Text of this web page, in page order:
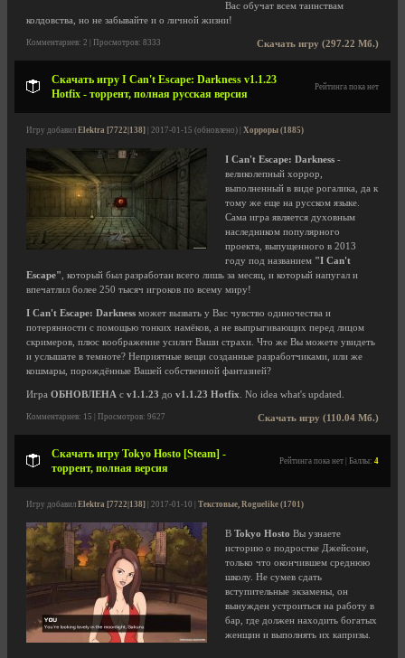
Вас обучат всем таинствам
колдовства, но не забывайте и о личной жизни!
Скачать игру (297.22 Мб.)
Комментариев: 2 | Просмотров: 8333
Скачать игру I Can't Escape: Darkness v1.1.23
Hotfix - торрент, полная русская версия
Рейтинга пока нет
Игру добавил Elektra [7722|138] | 2017-01-15 (обновлено) | Хорроры (1885)
I Can't Escape: Darkness -
великолепный хоррор,
выполненный в виде рогалика, да к
тому же еще на русском языке.
Сама игра является духовным
наследником популярного
проекта, выпущенного в 2013
году под названием "I Can't
Escape" , который был разработан всего лишь за месяц, и который напугал и
впечатлил более 250 тысяч игроков по всему миру!
I Can't Escape: Darkness может вызвать у Вас чувство одиночества и
потерянности с помощью тонких намёков, а не выпрыгивающих перед лицом
скримеров, плюс воображение усилит Ваши страхи. Что же Вы можете увидеть
и услышате в темноте? Неприятные вещи созданные разработчиками, или же
кошмары, порождённые Вашей собственной фантазией?
Игра ОБНОВЛЕНА с v1.1.23 до v1.1.23 Hotfix . No idea what's updated.
Скачать игру (110.04 Мб.)
Комментариев: 15 | Просмотров: 9627
Скачать игру Tokyo Hosto [Steam] -
торрент, полная версия
Рейтинга пока нет | Баллы: 4
Игру добавил Elektra [7722|138] | 2017-01-10 | Текстовые, Roguelike (1701)
В Tokyo Hosto Вы узнаете
историю о подростке Джейсоне,
только что окончившем среднюю
школу. Не сумев сдать
вступительные экзамены, он
вынужден устроиться на работу в
бар, где должен находить богатых
женщин и выполнять их капризы.